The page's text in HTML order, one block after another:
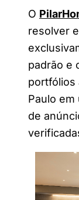
O
resolver
padrão e
portfólios
Paulo
de